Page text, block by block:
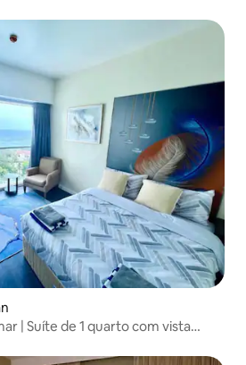
| Suíte de 1 quarto com vista